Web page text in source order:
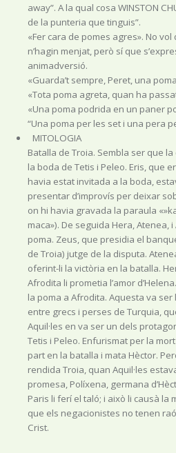
away”. A la qual cosa WINSTON
de la punteria que tinguis”.
«Fer cara de pomes agres». No
n’hagin menjat, però sí que
animadversió.
«Guarda’t sempre, Peret, una
«Tota poma agreta, quan ha
«Una poma podrida en un paner
“Una poma per les set i una pera
MITOLOGIA
Batalla de Troia. Sembla ser que
la boda de Tetis i Peleo. Eris, que
havia estat invitada a la boda,
presentar d’improvís per deixar
on hi havia gravada la paraula
maca»). De seguida Hera, Atenea,
poma. Zeus, que presidia el
de Troia) jutge de la disputa.
oferint-li la victòria en la batalla.
Afrodita li prometia l’amor
la poma a Afrodita. Aquesta va
entre grecs i perses de Turquia,
Aquil·les en va ser un dels
Tetis i Peleo. Enfurismat per la
part en la batalla i mata Hèctor.
rendida Troia, quan Aquil·les
promesa, Políxena, germana
Paris li ferí el taló; i això li causà la
que els negacionistes no tenen
Crist.